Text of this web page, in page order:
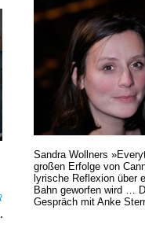
Sandra Wollners
großen Erfolge von
lyrische Reflexion über
Bahn geworfen wird …
Gespräch mit Anke